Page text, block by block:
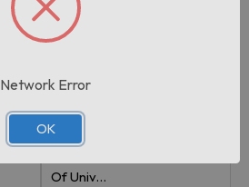
Rif:112453
EAN: 6290362347187
Of Univ…
Network Error
OK